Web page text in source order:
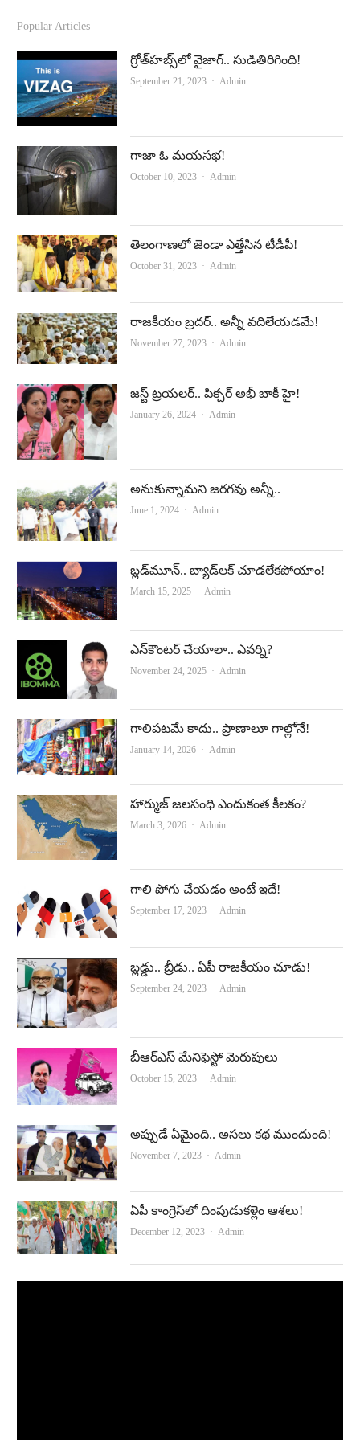
c
e
b
o
o
k
u
t
u
b
e
Popular Articles
గ్రోత్‌హబ్స్‌లో వైజాగ్‌.. సుడితిరిగింది!
September 21, 2023 Author
Admin
గాజా ఓ మయసభ!
October 10, 2023 Author
Admin
తెలంగాణలో జెండా ఎత్తేసిన టీడీపీ!
October 31, 2023 Author
Admin
రాజకీయం బ్రదర్‌.. అన్నీ వదిలేయడమే!
November 27, 2023 Author
Admin
జ‌స్ట్ ట్ర‌య‌ల‌ర్‌.. పిక్చ‌ర్ అభీ బాకీ హై!
January 26, 2024 Author
Admin
అనుకున్నామని జరగవు అన్నీ..
June 1, 2024 Author
Admin
బ్లడ్‌మూన్‌.. బ్యాడ్‌లక్ చూడలేకపోయాం!
March 15, 2025 Author
Admin
ఎన్‌కౌంటర్‌ చేయాలా.. ఎవర్ని?
November 24, 2025 Author
Admin
గాలిపటమే కాదు.. ప్రాణాలూ గాల్లోనే!
January 14, 2026 Author
Admin
హార్ముజ్‌ జలసంధి ఎందుకంత కీలకం?
March 3, 2026 Author
Admin
గాలి పోగు చేయ‌డం అంటే ఇదే!
September 17, 2023 Author
Admin
బ్లడ్డు.. బ్రీడు.. ఏపీ రాజకీయం చూడు!
September 24, 2023 Author
Admin
బీఆర్‌ఎస్‌ మేనిఫెస్టో మెరుపులు
October 15, 2023 Author
Admin
అప్పుడే ఏమైంది.. అసలు కథ ముందుంది!
November 7, 2023 Author
Admin
ఏపీ కాంగ్రెస్‌లో దింపుడుకళ్లెం ఆశలు!
December 12, 2023 Author
Admin